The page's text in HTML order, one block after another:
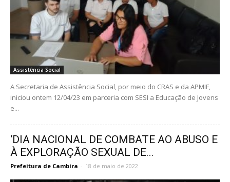
Assistência Social
A Secretaria de Assistência Social, por meio do CRAS e da APMIF,
iniciou ontem 12/04/23 em parceria com SESI a Educação de Jovens
e...
‘DIA NACIONAL DE COMBATE AO ABUSO E
À EXPLORAÇÃO SEXUAL DE...
Prefeitura de Cambira - 18 de maio de 2022